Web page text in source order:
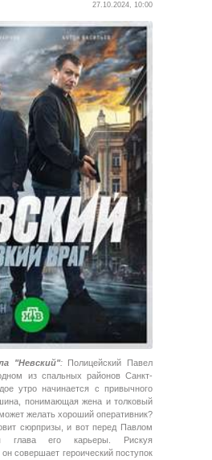
27.10.2024, 10:00
"Невский":Полицейский Павел
из спальных районов Санкт-
утро начинается с привычного
понимающая жена и толковый
желать хороший оперативник?
сюрпризы, и вот перед Павлом
глава его карьеры. Рискуя
совершает героический поступок